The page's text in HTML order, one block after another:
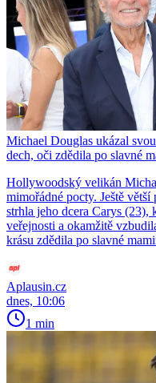
Michael Douglas ukázal
dech, oči zdědila po slavné
Hollywoodský velikán
mimořádné pocty. Ještě
strhla jeho dcera Carys (23),
veřejnosti a okamžitě
krásu zdědila po slavné
Aplausin.cz
dnes, 10:06
1 min